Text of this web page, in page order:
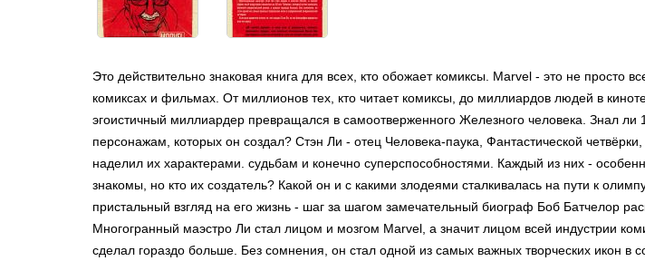
Это действительно знаковая книга для всех, кто обожает комиксы. Marvel - это не просто
комиксах и фильмах. От миллионов тех, кто читает комиксы, до миллиардов людей в
эгоистичный миллиардер превращался в самоотверженного Железного человека. Знал
персонажам, которых он создал? Стэн Ли - отец Человека-паука, Фантастической
наделил их характерами. судьбам и конечно суперспособностями. Каждый из них -
знакомы, но кто их создатель? Какой он и с какими злодеями сталкивалась на пути к
пристальный взгляд на его жизнь - шаг за шагом замечательный биограф Боб Батчелор
Многогранный маэстро Ли стал лицом и мозгом Marvel, а значит лицом всей индустрии
сделал гораздо больше. Без сомнения, он стал одной из самых важных творческих икон в